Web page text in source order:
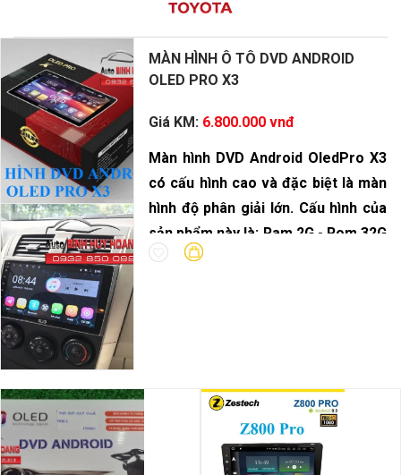
MÀN HÌNH Ô TÔ DVD ANDROID
OLED PRO X3
Giá KM: 6.800.000 vnđ
Màn hình DVD Android OledPro X3
có cấu hình cao và đặc biệt là màn
hình độ phân giải lớn. Cấu hình của
sản phẩm này là: Ram 2G - Rom 32G
- vi xử lý 8 Core.